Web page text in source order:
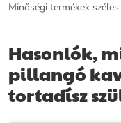
Minőségi termékek
Hasonlók,
pillangó
tortadísz